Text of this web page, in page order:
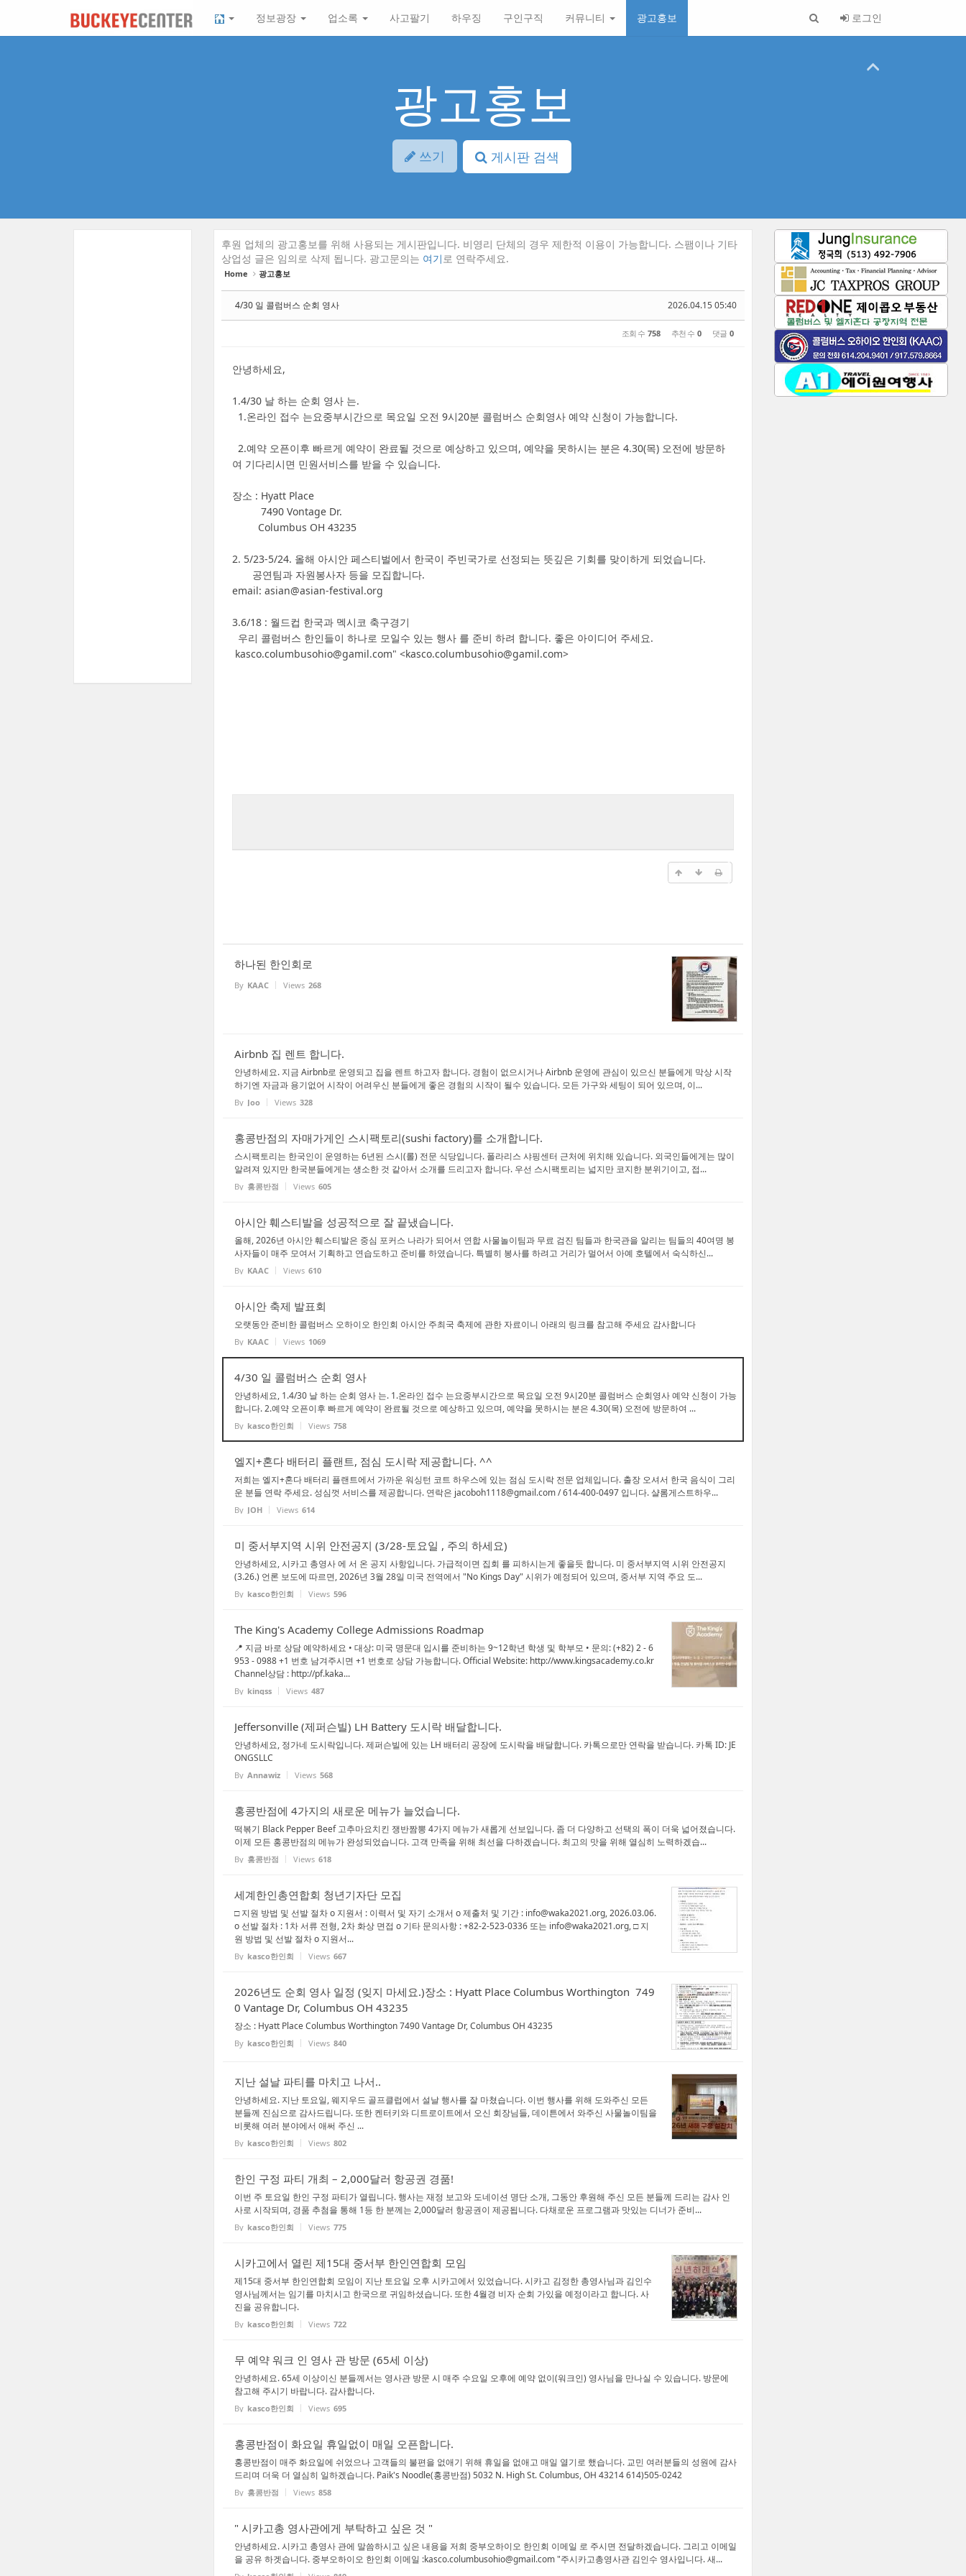
바
뉴
토
정보광장 업소록 사고팔기 하우징 구인구직 커뮤니티 광고홍보 로그인
광고홍보
쓰기 게시판 검색
후원 업체의 광고홍보를 위해 사용되는 게시판입니다. 비영리 단체의 경우 제한적 이용이 가능합니다. 스팸이나 기타
상업성 글은 임의로 삭제 됩니다. 광고문의는 여기로 연락주세요.
Home 광고홍보
2026.04.15 05:40
4/30 일 콜럼버스 순회 영사
조회 수 758 추천 수 0 댓글 0
안녕하세요,
1.4/30 날 하는 순회 영사 는.
1.온라인 접수 는요중부시간으로 목요일 오전 9시20분 콜럼버스 순회영사 예약 신청이 가능합니다.
2.예약 오픈이후 빠르게 예약이 완료될 것으로 예상하고 있으며, 예약을 못하시는 분은 4.30(목) 오전에 방문하
여 기다리시면 민원서비스를 받을 수 있습니다.
장소 : Hyatt Place
7490 Vontage Dr.
Columbus OH 43235
2. 5/23-5/24. 올해 아시안 페스티벌에서 한국이 주빈국가로 선정되는 뜻깊은 기회를 맞이하게 되었습니다.
공연팀과 자원봉사자 등을 모집합니다.
email: asian@asian-festival.org
3.6/18 : 월드컵 한국과 멕시코 축구경기
우리 콜럼버스 한인들이 하나로 모일수 있는 행사 를 준비 하려 합니다. 좋은 아이디어 주세요.
kasco.columbusohio@gamil.com" <kasco.columbusohio@gamil.com>
하나된 한인회로
By KAAC Views 268
Airbnb 집 렌트 합니다.
안녕하세요. 지금 Airbnb로 운영되고 집을 렌트 하고자 합니다. 경험이 없으시거나 Airbnb 운영에 관심이 있으신 분들에게 막상 시작
하기엔 자금과 용기없어 시작이 어려우신 분들에게 좋은 경험의 시작이 될수 있습니다. 모든 가구와 세팅이 되어 있으며, 이...
By Joo Views 328
홍콩반점의 자매가게인 스시팩토리(sushi factory)를 소개합니다.
스시팩토리는 한국인이 운영하는 6년된 스시(롤) 전문 식당입니다. 폴라리스 샤핑센터 근처에 위치해 있습니다. 외국인들에게는 많이
알려져 있지만 한국분들에게는 생소한 것 같아서 소개를 드리고자 합니다. 우선 스시팩토리는 넓지만 코지한 분위기이고, 접...
By 홍콩반점 Views 605
아시안 훼스티발을 성공적으로 잘 끝냈습니다.
올해, 2026년 아시안 훼스티발은 중심 포커스 나라가 되어서 연합 사물놀이팀과 무료 검진 팀들과 한국관을 알리는 팀들의 40여명 봉
사자들이 매주 모여서 기획하고 연습도하고 준비를 하였습니다. 특별히 봉사를 하려고 거리가 멀어서 아예 호텔에서 숙식하신...
By KAAC Views 610
아시안 축제 발표회
오랫동안 준비한 콜럼버스 오하이오 한인회 아시안 주최국 축제에 관한 자료이니 아래의 링크를 참고해 주세요 감사합니다
By KAAC Views 1069
4/30 일 콜럼버스 순회 영사
안녕하세요, 1.4/30 날 하는 순회 영사 는. 1.온라인 접수 는요중부시간으로 목요일 오전 9시20분 콜럼버스 순회영사 예약 신청이 가능
합니다. 2.예약 오픈이후 빠르게 예약이 완료될 것으로 예상하고 있으며, 예약을 못하시는 분은 4.30(목) 오전에 방문하여 ...
By kasco한인회 Views 758
엘지+혼다 배터리 플랜트, 점심 도시락 제공합니다. ^^
저희는 엘지+혼다 배터리 플랜트에서 가까운 워싱턴 코트 하우스에 있는 점심 도시락 전문 업체입니다. 출장 오셔서 한국 음식이 그리
운 분들 연락 주세요. 성심껏 서비스를 제공합니다. 연락은 jacoboh1118@gmail.com / 614-400-0497 입니다. 샬롬게스트하우...
By JOH Views 614
미 중서부지역 시위 안전공지 (3/28-토요일 , 주의 하세요)
안녕하세요, 시카고 총영사 에 서 온 공지 사항입니다. 가급적이면 집회 를 피하시는게 좋을듯 합니다. 미 중서부지역 시위 안전공지
(3.26.) 언론 보도에 따르면, 2026년 3월 28일 미국 전역에서 "No Kings Day" 시위가 예정되어 있으며, 중서부 지역 주요 도...
By kasco한인회 Views 596
The King's Academy College Admissions Roadmap
📍 지금 바로 상담 예약하세요 • 대상: 미국 명문대 입시를 준비하는 9~12학년 학생 및 학부모 • 문의: (+82) 2 - 6
953 - 0988 +1 번호 남겨주시면 +1 번호로 상담 가능합니다. Official Website: http://www.kingsacademy.co.kr
Channel상담 : http://pf.kaka...
By kingss Views 487
Jeffersonville (제퍼슨빌) LH Battery 도시락 배달합니다.
안녕하세요, 정가네 도시락입니다. 제퍼슨빌에 있는 LH 배터리 공장에 도시락을 배달합니다. 카톡으로만 연락을 받습니다. 카톡 ID: JE
ONGSLLC
By Annawiz Views 568
홍콩반점에 4가지의 새로운 메뉴가 늘었습니다.
떡볶기 Black Pepper Beef 고추마요치킨 쟁반짬뽕 4가지 메뉴가 새롭게 선보입니다. 좀 더 다양하고 선택의 폭이 더욱 넓어졌습니다.
이제 모든 홍콩반점의 메뉴가 완성되었습니다. 고객 만족을 위해 최선을 다하겠습니다. 최고의 맛을 위해 열심히 노력하겠습...
By 홍콩반점 Views 618
세계한인총연합회 청년기자단 모집
□ 지원 방법 및 선발 절차 o 지원서 : 이력서 및 자기 소개서 o 제출처 및 기간 : info@waka2021.org, 2026.03.06.
o 선발 절차 : 1차 서류 전형, 2차 화상 면접 o 기타 문의사항 : +82-2-523-0336 또는 info@waka2021.org, □ 지
원 방법 및 선발 절차 o 지원서...
By kasco한인회 Views 667
2026년도 순회 영사 일정 (잊지 마세요.)장소 : Hyatt Place Columbus Worthington 749
0 Vantage Dr, Columbus OH 43235
장소 : Hyatt Place Columbus Worthington 7490 Vantage Dr, Columbus OH 43235
By kasco한인회 Views 840
지난 설날 파티를 마치고 나서..
안녕하세요. 지난 토요일, 웨지우드 골프클럽에서 설날 행사를 잘 마쳤습니다. 이번 행사를 위해 도와주신 모든
분들께 진심으로 감사드립니다. 또한 켄터키와 디트로이트에서 오신 회장님들, 데이튼에서 와주신 사물놀이팀을
비롯해 여러 분야에서 애써 주신 ...
By kasco한인회 Views 802
한인 구정 파티 개최 – 2,000달러 항공권 경품!
이번 주 토요일 한인 구정 파티가 열립니다. 행사는 재정 보고와 도네이션 명단 소개, 그동안 후원해 주신 모든 분들께 드리는 감사 인
사로 시작되며, 경품 추첨을 통해 1등 한 분께는 2,000달러 항공권이 제공됩니다. 다채로운 프로그램과 맛있는 디너가 준비...
By kasco한인회 Views 775
시카고에서 열린 제15대 중서부 한인연합회 모임
제15대 중서부 한인연합회 모임이 지난 토요일 오후 시카고에서 있었습니다. 시카고 김정한 총영사님과 김인수
영사님께서는 임기를 마치시고 한국으로 귀임하셨습니다. 또한 4월경 비자 순회 가있을 예정이라고 합니다. 사
진을 공유합니다.
By kasco한인회 Views 722
무 예약 워크 인 영사 관 방문 (65세 이상)
안녕하세요. 65세 이상이신 분들께서는 영사관 방문 시 매주 수요일 오후에 예약 없이(워크인) 영사님을 만나실 수 있습니다. 방문에
참고해 주시기 바랍니다. 감사합니다.
By kasco한인회 Views 695
홍콩반점이 화요일 휴일없이 매일 오픈합니다.
홍콩반점이 매주 화요일에 쉬었으나 고객들의 불편을 없애기 위해 휴일을 없애고 매일 열기로 했습니다. 교민 여러분들의 성원에 감사
드리며 더욱 더 열심히 일하겠습니다. Paik's Noodle(홍콩반점) 5032 N. High St. Columbus, OH 43214 614)505-0242
By 홍콩반점 Views 858
" 시카고총 영사관에게 부탁하고 싶은 것 "
안녕하세요. 시카고 총영사 관에 말씀하시고 싶은 내용을 저희 중부오하이오 한인회 이메일 로 주시면 전달하겠습니다. 그리고 이메일
을 공유 하겟습니다. 중부오하이오 한인회 이메일 :kasco.columbusohio@gmail.com "주시카고총영사관 김인수 영사입니다. 새...